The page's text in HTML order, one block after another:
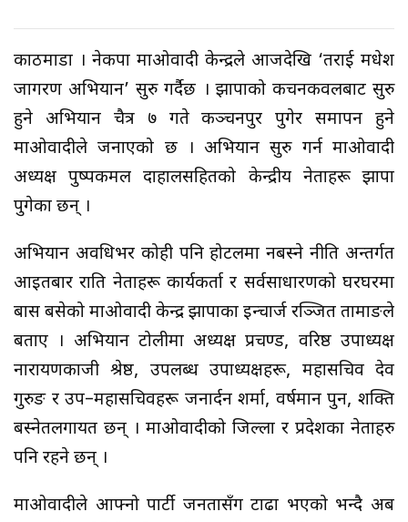
काठमाडौँ । नेकपा माओवादी केन्द्रले आजदेखि ‘तराई मधेश
जागरण अभियान’ सुरु गर्दैछ । झापाको कचनकवलबाट सुरु
हुने अभियान चैत्र ७ गते कञ्चनपुर पुगेर समापन हुने
माओवादीले जनाएको छ । अभियान सुरु गर्न माओवादी
अध्यक्ष पुष्पकमल दाहालसहितको केन्द्रीय नेताहरू झापा
पुगेका छन् ।
अभियान अवधिभर कोही पनि होटलमा नबस्ने नीति अन्तर्गत
आइतबार राति नेताहरू कार्यकर्ता र सर्वसाधारणको घरघरमा
बास बसेको माओवादी केन्द्र झापाका इन्चार्ज रञ्जित तामाङले
बताए । अभियान टोलीमा अध्यक्ष प्रचण्ड, वरिष्ठ उपाध्यक्ष
नारायणकाजी श्रेष्ठ, उपलब्ध उपाध्यक्षहरू, महासचिव देव
गुरुङ र उप–महासचिवहरू जनार्दन शर्मा, वर्षमान पुन, शक्ति
बस्नेतलगायत छन् । माओवादीको जिल्ला र प्रदेशका नेताहरु
पनि रहने छन् ।
माओवादीले आफ्नो पार्टी जनतासँग टाढा भएको भन्दै अब